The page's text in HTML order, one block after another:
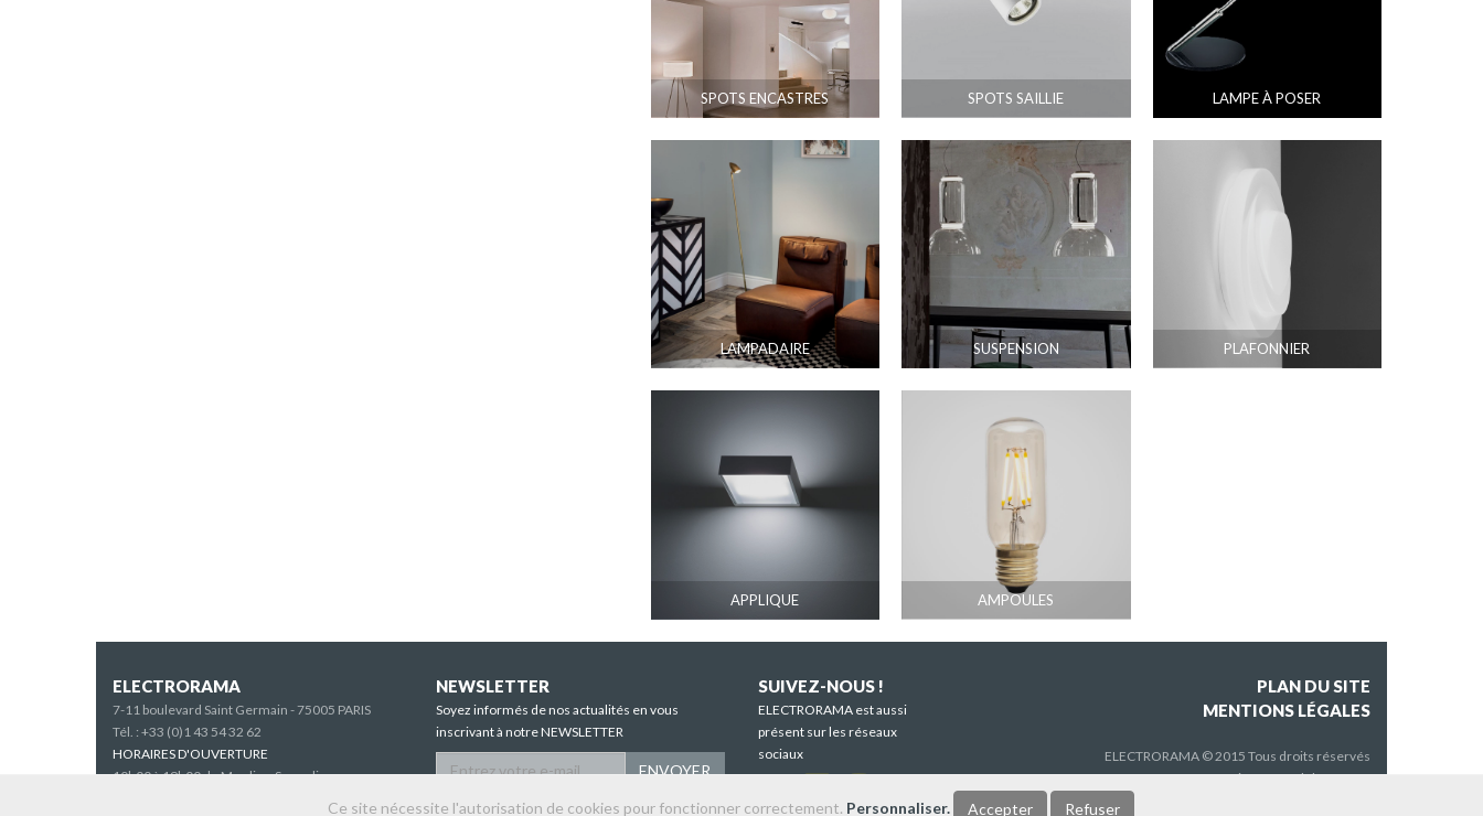
SPOTS ENCASTRES SPOTS SAILLIE LAMPE À POSER
LAMPADAIRE SUSPENSION PLAFONNIER
APPLIQUE AMPOULES
ELECTRORAMA
7-11 boulevard Saint Germain - 75005 PARIS
Tél. : +33 (0)1 43 54 32 62
HORAIRES D'OUVERTURE
10h00 à 19h00 du Mardi au Samedi
NEWSLETTER
Soyez informés de nos actualités en vous
inscrivant à notre NEWSLETTER
ENVOYER
SUIVEZ-NOUS !
ELECTRORAMA est aussi
présent sur les réseaux
sociaux
PLAN DU SITE
MENTIONS LÉGALES
ELECTRORAMA © 2015 Tous droits réservés
Conceptionwww.Aloha-com.fr
Ce site nécessite l'autorisation de cookies pour fonctionner correctement. Personnaliser. Accepter Refuser